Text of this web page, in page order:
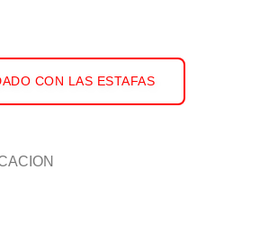
CON LAS ESTAFAS